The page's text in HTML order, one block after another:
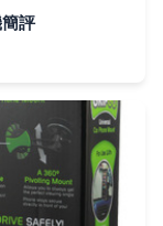
評